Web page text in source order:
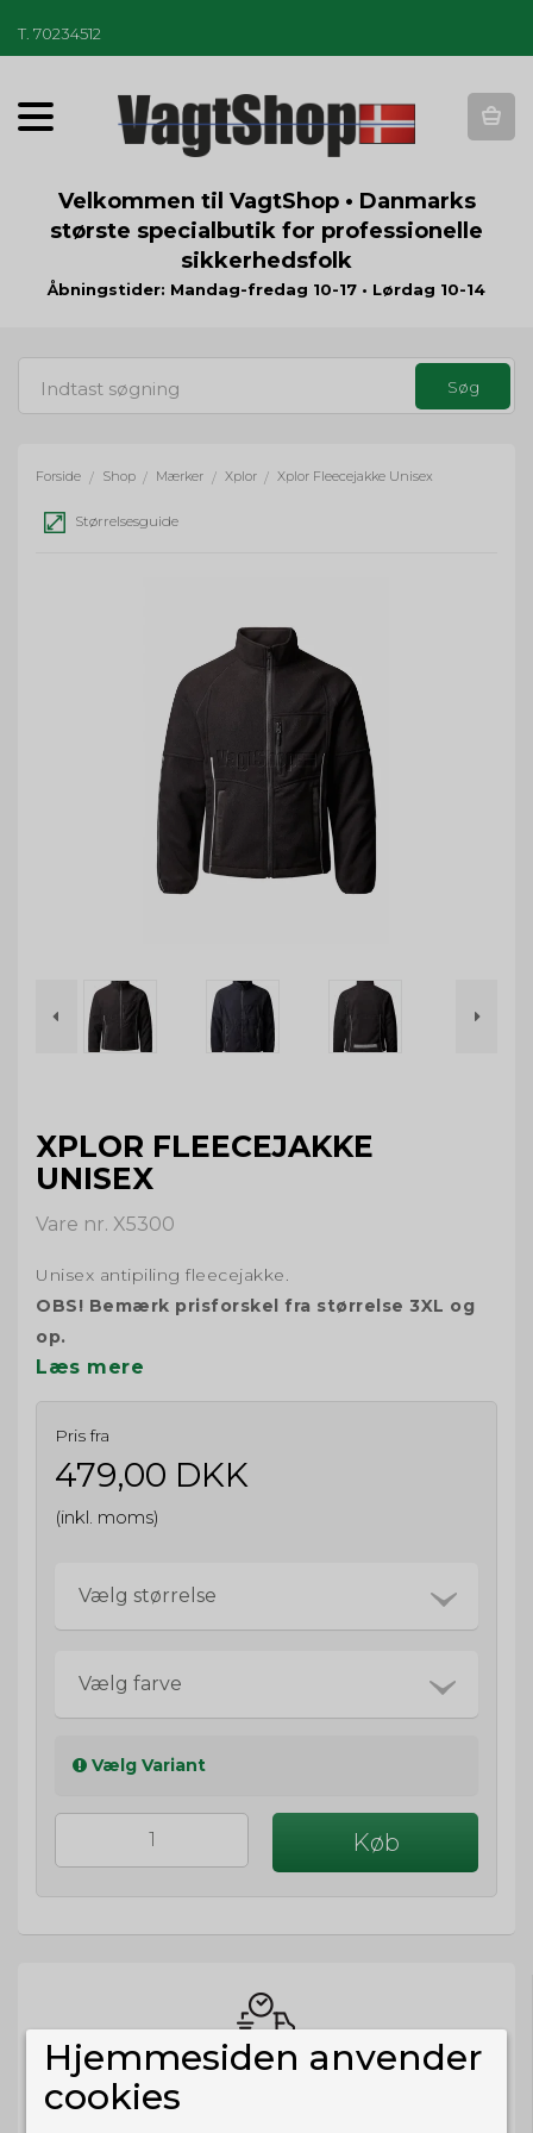
T 70234512
T
o
g
a
t
n
Velkommen til VagtShop • Danmarks
største specialbutik for professionelle
sikkerhedsfolk
Åbningstider: Mandag-fredag 10-17 • Lørdag 10-14
Forside / Shop / Mærker / Xplor / Xplor Fleecejakke Unisex
Størrelsesguide
XPLOR FLEECEJAKKE
UNISEX
Vare nr. X5300
Unisex antipiling fleecejakke.
OBS! Bemærk prisforskel fra størrelse 3XL og
op.
Læs mere
Pris fra
479,00 DKK
(inkl. moms)
Vælg størrelse
Vælg farve
Vælg Variant
Køb
så sender vi om
Hjemmesiden anvender
cookies